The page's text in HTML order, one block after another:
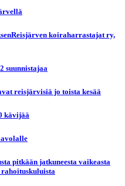
koiraharrastajat ry,
suunnistajaa
reisjärvisiä jo toista kesää
kävijää
pitkään jatkuneesta vaikeasta